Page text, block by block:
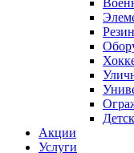
Акции
Услуги